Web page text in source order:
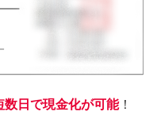
数日で現金化が可能！